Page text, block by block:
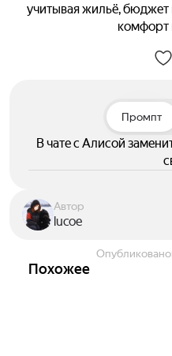
учитывая жильё,
комфорт
Промпт
В чате с Алисой
Автор
lucoe
Опубликовано:
Похожее